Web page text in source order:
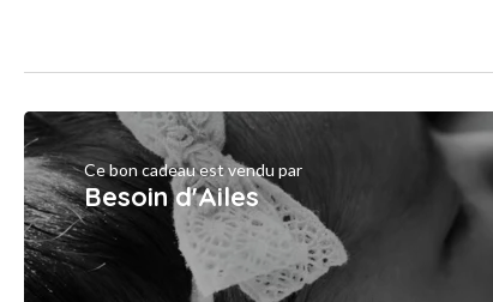
Ce bon cadeau est vendu par
Besoin d'Ailes